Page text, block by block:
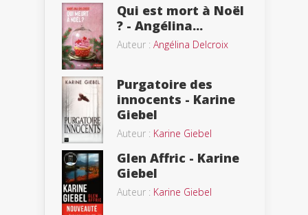
Qui est mort à Noël
? - Angélina...
Auteur : Angélina Delcroix
Purgatoire des
innocents - Karine
Giebel
Auteur : Karine Giebel
Glen Affric - Karine
Giebel
Auteur : Karine Giebel